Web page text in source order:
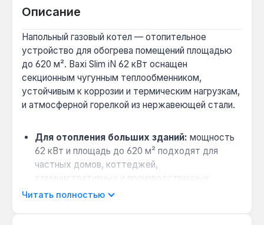
Описание
Напольный газовый котел — отопительное
устройство для обогрева помещений площадью
до 620 м². Baxi Slim iN 62 кВт оснащен
секционным чугунным теплообменником,
устойчивым к коррозии и термическим нагрузкам,
и атмосферной горелкой из нержавеющей стали.
Для отопления больших зданий: мощность
62 кВт и площадь до 620 м² подходят для
частных домов, коттеджей,
административных и производственных
объектов с высотой потолков до 3 м.
Читать полностью